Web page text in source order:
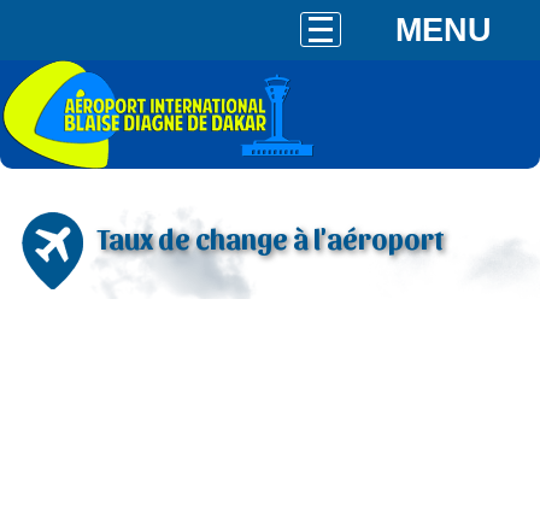
MENU
Taux de change à l'aéroport